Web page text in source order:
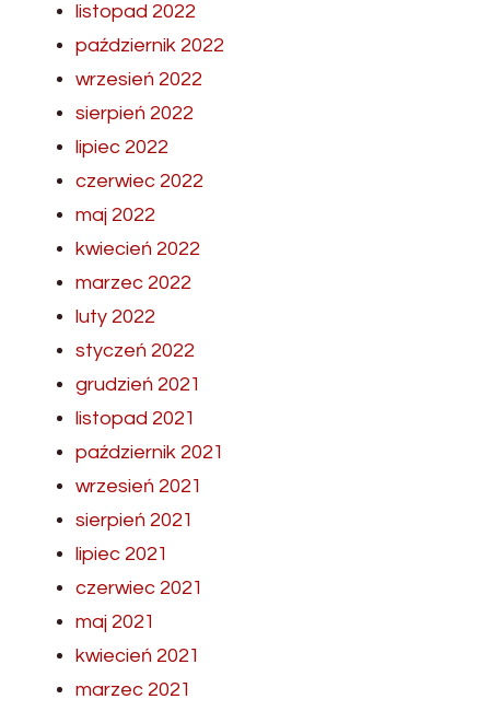
listopad 2022
październik 2022
wrzesień 2022
sierpień 2022
lipiec 2022
czerwiec 2022
maj 2022
kwiecień 2022
marzec 2022
luty 2022
styczeń 2022
grudzień 2021
listopad 2021
październik 2021
wrzesień 2021
sierpień 2021
lipiec 2021
czerwiec 2021
maj 2021
kwiecień 2021
marzec 2021